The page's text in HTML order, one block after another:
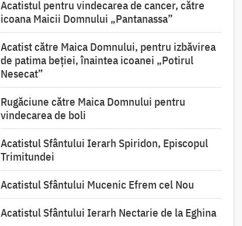
Acatistul pentru vindecarea de cancer, către
icoana Maicii Domnului „Pantanassa”
Acatist către Maica Domnului, pentru izbăvirea
de patima beției, înaintea icoanei „Potirul
Nesecat”
Rugăciune către Maica Domnului pentru
vindecarea de boli
Acatistul Sfântului Ierarh Spiridon, Episcopul
Trimitundei
Acatistul Sfântului Mucenic Efrem cel Nou
Acatistul Sfântului Ierarh Nectarie de la Eghina